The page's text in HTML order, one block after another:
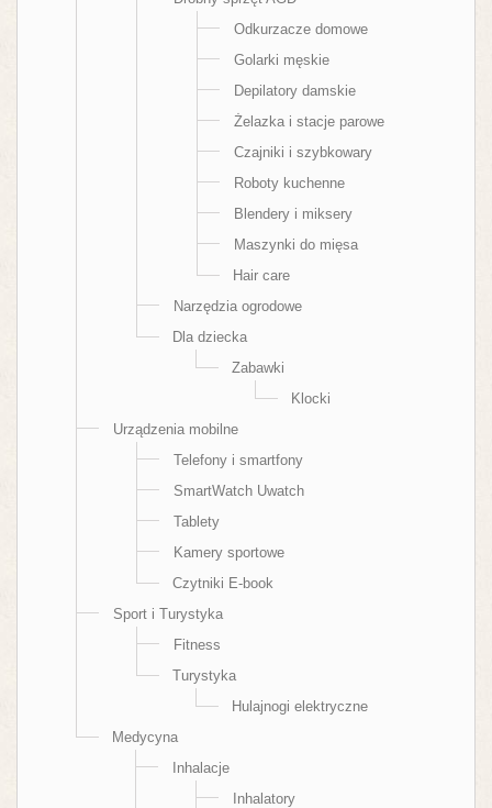
Odkurzacze domowe
Golarki męskie
Depilatory damskie
Żelazka i stacje parowe
Czajniki i szybkowary
Roboty kuchenne
Blendery i miksery
Maszynki do mięsa
Hair care
Narzędzia ogrodowe
Dla dziecka
Zabawki
Klocki
Urządzenia mobilne
Telefony i smartfony
SmartWatch Uwatch
Tablety
Kamery sportowe
Czytniki E-book
Sport i Turystyka
Fitness
Turystyka
Hulajnogi elektryczne
Medycyna
Inhalacje
Inhalatory